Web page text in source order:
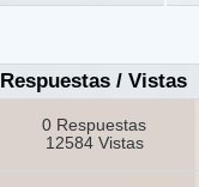
Respuestas /Vistas
0 Respuestas
12584 Vistas